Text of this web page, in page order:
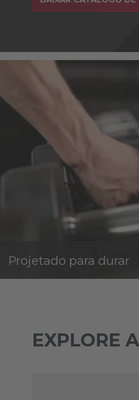
Projetado para durar
EXPLORE